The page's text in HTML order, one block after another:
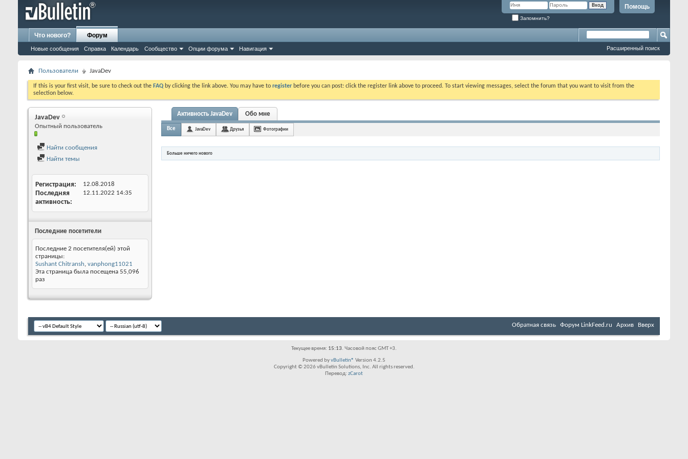
Помощь
Запомнить?
Что нового? Форум
Новые сообщения Справка Календарь Сообщество Опции форума Навигация Расширенный поиск
Пользователи JavaDev
If this is your first visit, be sure to check out the FAQ by clicking the link above. You may have to register before you can post: click the register link above to proceed. To start viewing messages, select the forum that you want to visit from the
selection below.
JavaDev
Опытный пользователь
Найти сообщения
Найти темы
Регистрация 12.08.2018
Последняя
активность
12.11.2022 14:35
Последние посетители
Последние 2 посетителя(ей) этой
страницы:
Sushant Chitransh, vanphong11021
Эта страница была посещена 55,096
раз
Активность JavaDev Обо мне
Все JavaDev Друзья Фотографии
Больше ничего нового
Обратная связь Форум LinkFeed.ru Архив Вверх
Текущее время: 15:13. Часовой пояс GMT +3.
Powered byvBulletin® Version 4.2.5
Copyright © 2026 vBulletin Solutions, Inc. All rights reserved.
Перевод: zCarot